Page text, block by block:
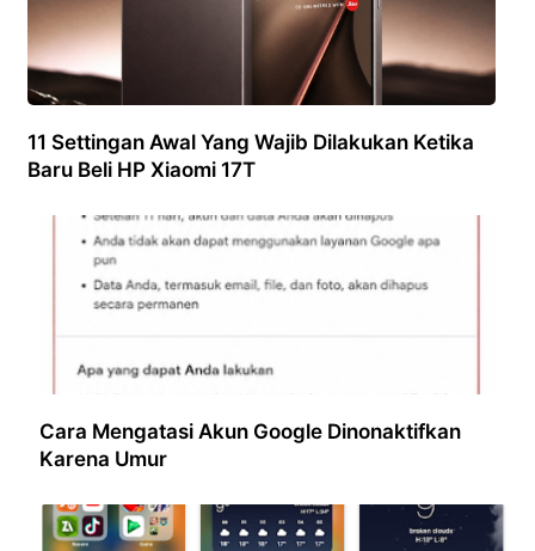
11 Settingan Awal Yang Wajib Dilakukan Ketika
Baru Beli HP Xiaomi 17T
Cara Mengatasi Akun Google Dinonaktifkan
Karena Umur